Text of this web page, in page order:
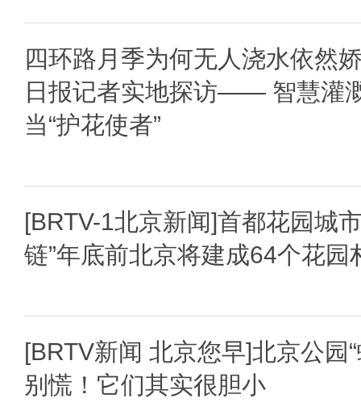
四环路月季为何无人浇水依然
日报记者实地探访—— 智慧灌
当“护花使者”
[BRTV-1北京新闻]首都花园城
链”年底前北京将建成64个花园
[BRTV新闻 北京您早]北京公园
别慌！它们其实很胆小